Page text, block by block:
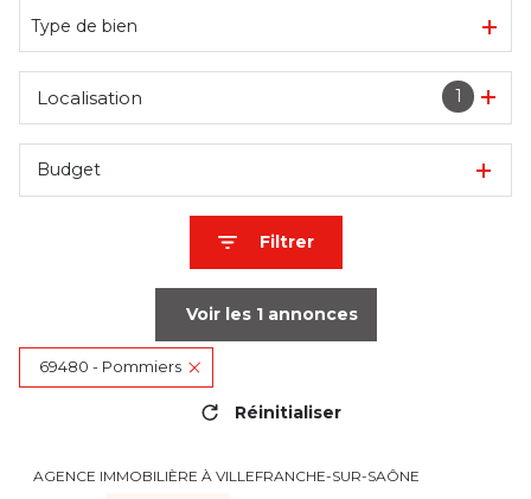
Type de bien
1
Localisation
Budget
Filtrer
Voir les 1annonces
69480 - Pommiers
Réinitialiser
AGENCE IMMOBILIÈRE À VILLEFRANCHE-SUR-SAÔNE